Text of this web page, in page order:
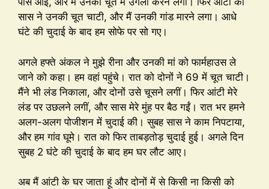
सास ने उनकी चूत चाटी, और मैं उनकी गांड मारने लगा। आधे
घंटे की चुदाई के बाद हम सोफे पर सो गए।
अगले हफ्ते अंकल ने मुझे रीना और उनकी मां को फार्महाउस ले
जाने को कहा। हम वहां पहुंचे। रात को दोनों ने 69 में चूत चाटी।
मैंने भी लंड निकाला, और दोनों उसे चूसने लगीं। फिर आंटी मेरे
लंड पर उछलने लगीं, और सास मेरे मुंह पर बैठ गईं। रात भर हमने
अलग-अलग पोजीशन में चुदाई की। सुबह सास ने काम निपटाया,
और हम गांव घूमे। रात को फिर ताबड़तोड़ चुदाई हुई। अगले दिन
सुबह 2 घंटे की चुदाई के बाद हम घर लौट आए।
अब मैं आंटी के घर जाता हूं और दोनों में से किसी ना किसी को